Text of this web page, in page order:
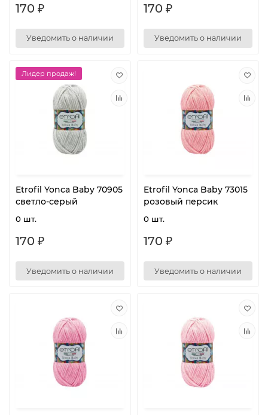
170 ₽
Уведомить о наличии
170 ₽
Уведомить о наличии
Лидер продаж!
Etrofil Yonca Baby 70905
светло-серый
0 шт.
170 ₽
Уведомить о наличии
Etrofil Yonca Baby 73015
розовый персик
0 шт.
170 ₽
Уведомить о наличии